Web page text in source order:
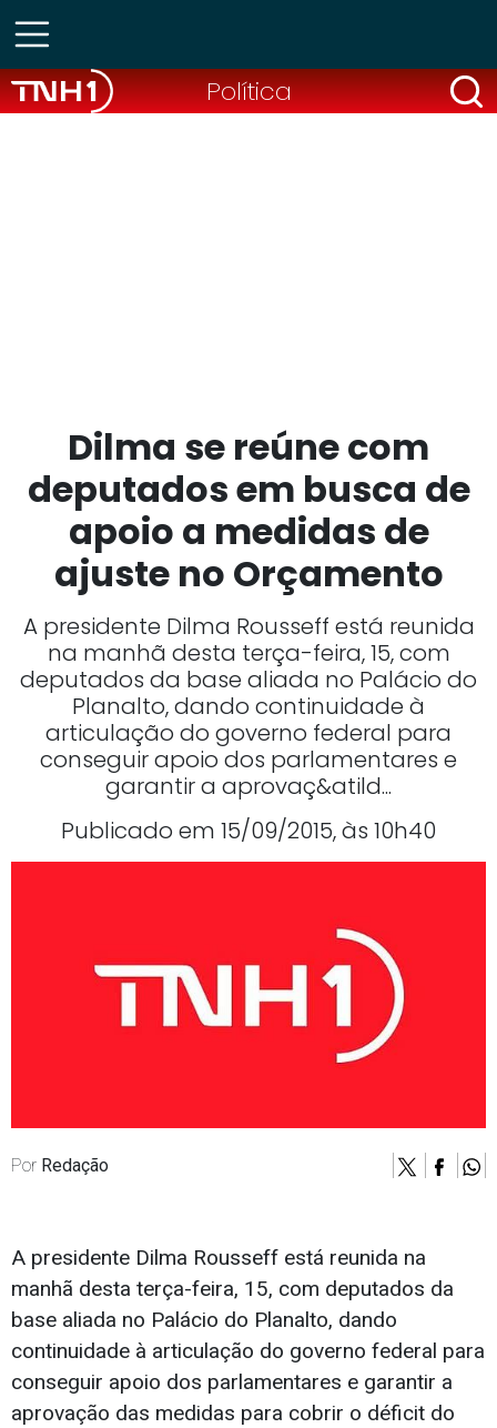
Política
Dilma se reúne com
deputados em busca de
apoio a medidas de
ajuste no Orçamento
A presidente Dilma Rousseff está reunida
na manhã desta terça-feira, 15, com
deputados da base aliada no Palácio do
Planalto, dando continuidade à
articulação do governo federal para
conseguir apoio dos parlamentares e
garantir a aprovaç&atild...
Publicado em 15/09/2015, às 10h40
Por Redação
A presidente Dilma Rousseff está reunida na
manhã desta terça-feira, 15, com deputados da
base aliada no Palácio do Planalto, dando
continuidade à articulação do governo federal para
conseguir apoio dos parlamentares e garantir a
aprovação das medidas para cobrir o déficit do